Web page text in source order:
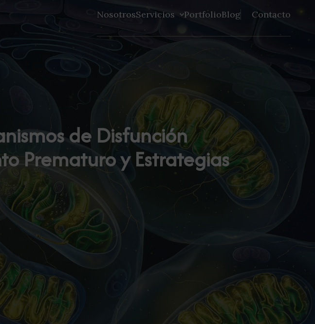
NosotrosServicios PortfolioBlog Contacto
de Disfunción
Prematuro y Estrategias